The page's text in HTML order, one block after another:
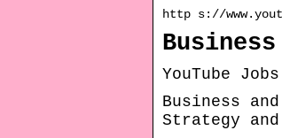
http s://
YouTube
Business
Strategy